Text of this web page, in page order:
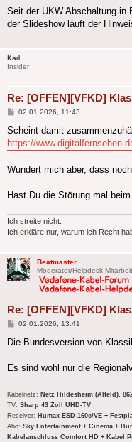
Seit der UKW Abschaltung in
der Slideshow läuft der
Karl.
Insider
Re: [OFFEN][VFKD]
Beitrag
02.01.2026, 11:43
Scheint damit
https://
Wundert mich aber, dass
Hast Du die Störung mal
Ich streite nicht.
Ich erkläre nur, warum ich Recht
Beatmaster
Moderator/Helpdesk-
Re: [OFFEN][VFKD]
Beitrag
02.01.2026, 13:41
Die Bundesversion von
Es sind wohl nur die
Kabelnetz: Netz Hildesheim (Alfeld).
TV: Sharp 43 Zoll UHD-TV
Receiver: Humax ESD-160c/VE +
Abo: Sky Entertainment + Cinema +
Kabelanschluss Comfort HD + Kabel